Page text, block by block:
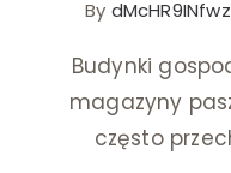
By
Budynki
magazyny
często